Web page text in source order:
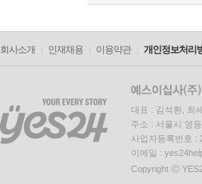
회사소개 인재채용 이용약관 개인정보처리
대표 : 김석환, 최
주소 : 서울시 영
사업자등록번호
이메일 :
Copyright ⓒ